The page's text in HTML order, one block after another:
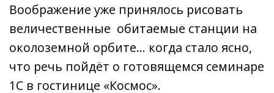
Воображение уже принялось рисовать
величественные обитаемые станции на
околоземной орбите… когда стало ясно,
что речь пойдёт о готовящемся семинаре
1С в гостинице «Космос».